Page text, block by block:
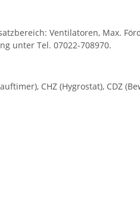
Ventilatoren, Max.
unter Tel. 07022-708970.
CHZ (Hygrostat), CDZ